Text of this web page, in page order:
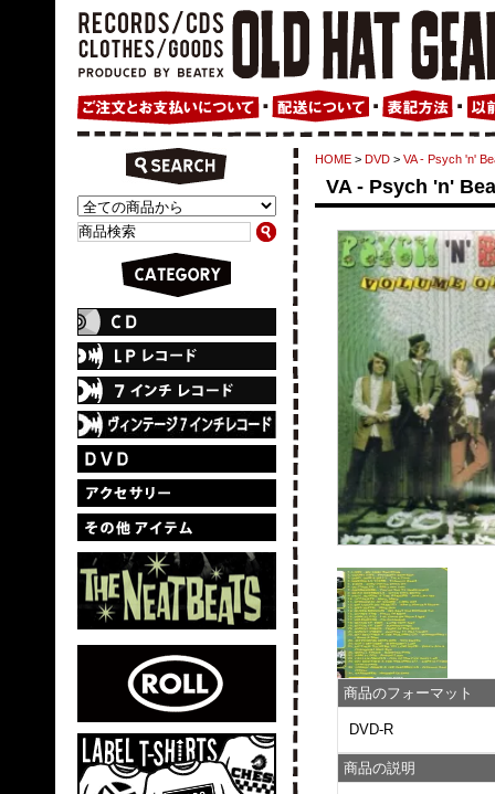
HOME > DVD > VA - Psych 'n'
VA - Psych 'n'
商品のフォーマット
DVD-R
商品の説明